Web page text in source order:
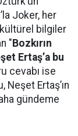
Joker, her
bilgiler
"Bozkırın
Ertaş’a bu
cevabı ise
Neşet Ertaş’ın
gündeme